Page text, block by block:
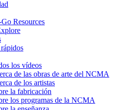
Resources
los vídeos
de las obras de arte del NCMA
de los artistas
la fabricación
los programas de la NCMA